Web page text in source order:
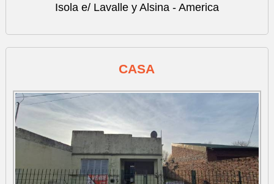
Isola e/ Lavalle y Alsina - America
CASA